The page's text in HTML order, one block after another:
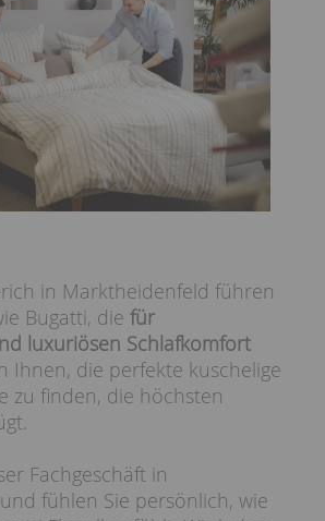
in Marktheidenfeld führen
Bugatti, die für
luxuriösen Schlafkomfort
Ihnen, die perfekte kuschelige
zu finden, die höchsten
Fachgeschäft in
fühlen Sie persönlich, wie